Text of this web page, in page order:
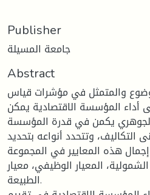
Publisher
جامعة المسيلة
Abstract
والمتمثل في مؤشرات قياس
أداء المؤسسة الاقتصادية يمكن
يكمن في قدرة المؤسسة
التكاليف، وتتحدد أنواعه بتحديد
هذه المعايير في المجموعة
الشمولية، المعيار الوظيفي، معيار
الطبيعة.